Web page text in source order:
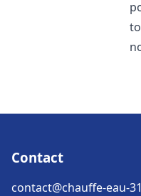
Contact
contact@chauffe-eau-